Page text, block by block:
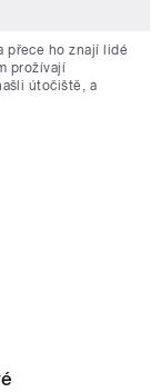
přece ho znají lidé
prožívají
útočiště, a